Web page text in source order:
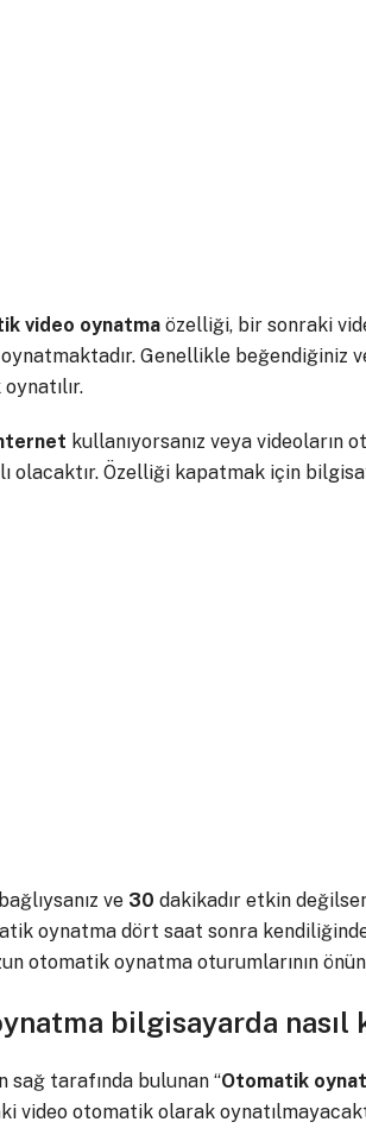
video oynatmaözelliği, bir sonraki
Genellikle beğendiğiniz
kullanıyorsanız veya videoların
olacaktır. Özelliği kapatmak için
ve 30 dakikadır etkin
oynatma dört saat sonra
otomatik oynatma oturumlarının
bilgisayarda nasıl
sağ tarafında bulunan “Otomatik oynat
video otomatik olarak